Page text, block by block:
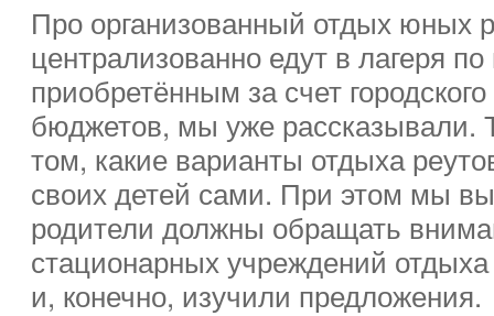
Про организованный отдых юных
централизованно едут в лагеря
приобретённым за счет
бюджетов, мы уже рассказывали.
том, какие варианты отдыха
своих детей сами. При этом мы
родители должны обращать
стационарных учреждений
и, конечно, изучили предложения.